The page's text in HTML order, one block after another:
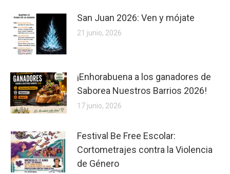
San Juan 2026: Ven y mójate
21 junio, 2026
¡Enhorabuena a los ganadores de
Saborea Nuestros Barrios 2026!
17 junio, 2026
Festival Be Free Escolar:
Cortometrajes contra la Violencia
de Género